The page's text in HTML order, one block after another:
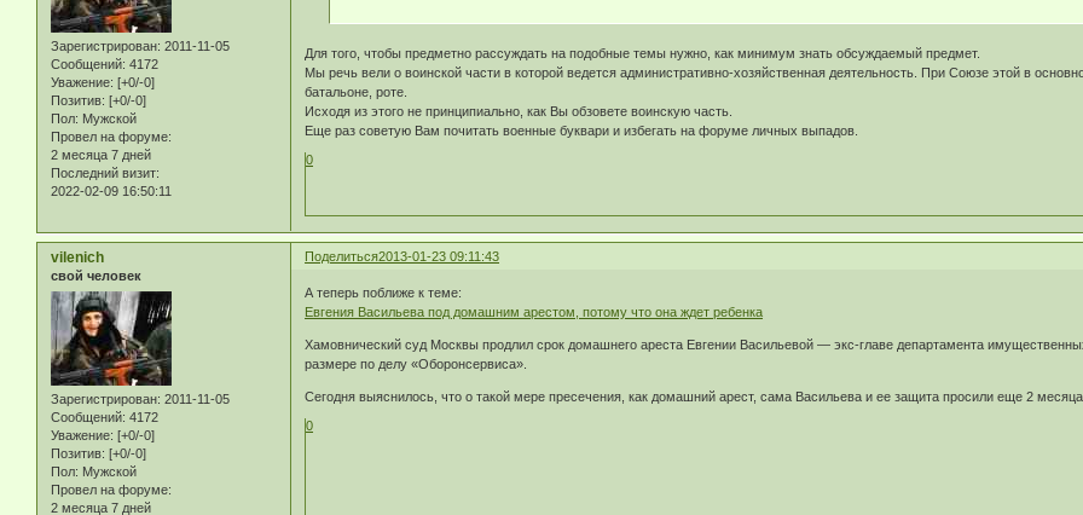
Зарегистрирован: 2011-11-05
Сообщений: 4172
Уважение: [+0/-0]
Позитив: [+0/-0]
Пол: Мужской
Провел на форуме:
2 месяца 7 дней
Последний визит:
2022-02-09 16:50:11
Для того, чтобы предметно рассуждать на подобные темы нужно, как минимум знать обсуждаемый предмет.
Мы речь вели о воинской части в которой ведется административно-хозяйственная деятельность. При Союзе этой в
батальоне, роте.
Исходя из этого не принципиально, как Вы обзовете воинскую часть.
Еще раз советую Вам почитать военные буквари и избегать на форуме личных выпадов.
0
Поделиться2013-01-23 09:11:43
vilenich
свой человек
Зарегистрирован: 2011-11-05
Сообщений: 4172
Уважение: [+0/-0]
Позитив: [+0/-0]
Пол: Мужской
Провел на форуме:
2 месяца 7 дней
А теперь поближе к теме:
Евгения Васильева под домашним арестом, потому что она ждет ребенка
Хамовнический суд Москвы продлил срок домашнего ареста Евгении Васильевой — экс-главе департамента
размере по делу «Оборонсервиса».
Сегодня выяснилось, что о такой мере пресечения, как домашний арест, сама Васильева и ее защита просили еще 2
0